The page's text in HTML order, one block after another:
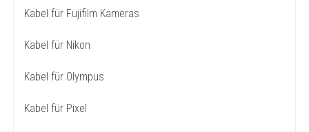
Kabel für Fujifilm Kameras
Kabel für Nikon
Kabel für Olympus
Kabel für Pixel